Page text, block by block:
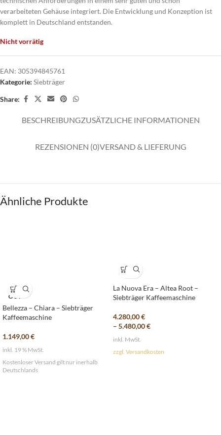
verarbeiteten Gehäuse integriert. Die Entwicklung und Konzeption ist
komplett in Deutschland entstanden.
Nicht vorrätig
EAN: 305394845761
Kategorie: Siebträger
Share:
BESCHREIBUNGZUSÄTZLICHE INFORMATIONEN
REZENSIONEN (0)VERSAND & LIEFERUNG
Ähnliche Produkte
SOLD
OUT
Bellezza – Chiara – Siebträger
Kaffeemaschine
1.149,00€
inkl. 19 % MwSt.
Kostenloser Versand gilt nur inerhalb
Deutschlands
La Nuova Era – Altea Root –
Siebträger Kaffeemaschine
4.280,00€
– 5.480,00€
inkl. MwSt.
zzgl. Versandkosten